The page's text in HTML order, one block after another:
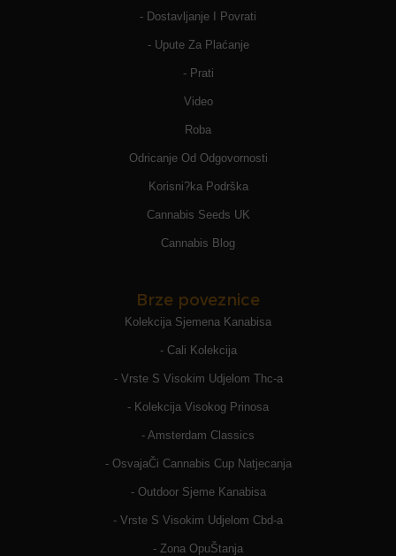
- Dostavljanje I Povrati
- Upute Za Plaćanje
- Prati
Video
Roba
Odricanje Od Odgovornosti
Korisni?ka Podrška
Cannabis Seeds UK
Cannabis Blog
Brze poveznice
Kolekcija Sjemena Kanabisa
- Cali Kolekcija
- Vrste S Visokim Udjelom Thc-a
- Kolekcija Visokog Prinosa
- Amsterdam Classics
- OsvajaČi Cannabis Cup Natjecanja
- Outdoor Sjeme Kanabisa
- Vrste S Visokim Udjelom Cbd-a
- Zona OpuŠtanja